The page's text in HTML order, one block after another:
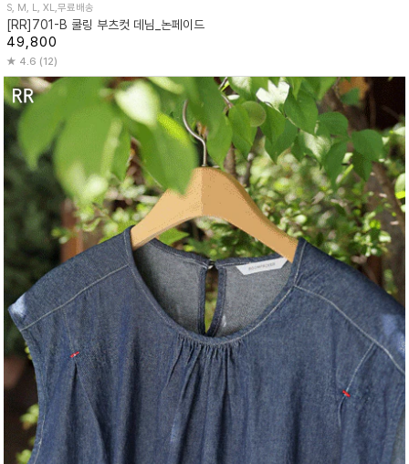
S, M, L, XL,무료배송
[RR]701-B 쿨링 부츠컷 데님_논페이드
49,800
4.6 (12)